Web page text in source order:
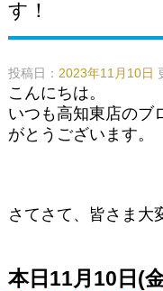
す！
投稿日： 2023年11月10日
こんにちは。
いつも高知東店のブ
がとうございます。
さてさて、皆さま大
本日 11月 10 日(